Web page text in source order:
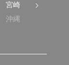
宮崎
沖縄